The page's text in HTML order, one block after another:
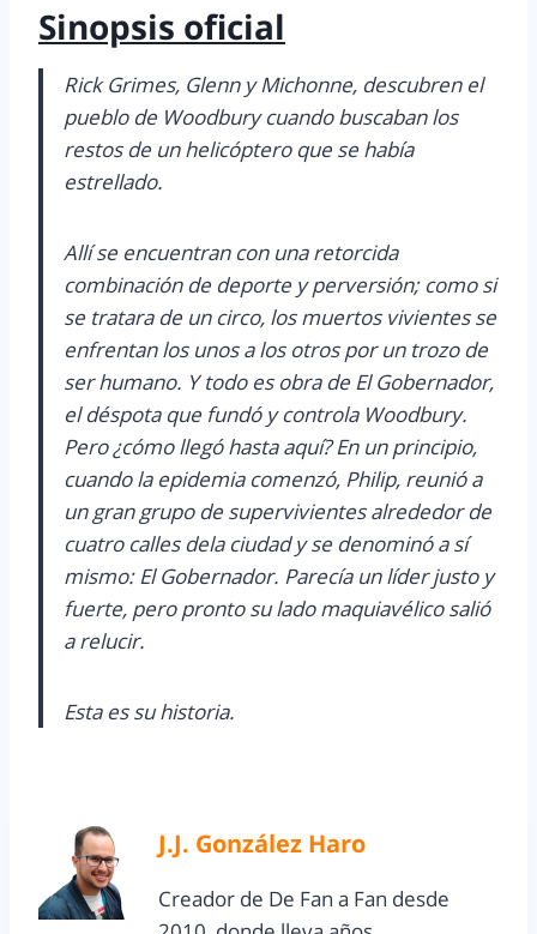
Sinopsis oficial
Rick Grimes, Glenn y Michonne, descubren el
pueblo de Woodbury cuando buscaban los
restos de un helicóptero que se había
estrellado.
Allí se encuentran con una retorcida
combinación de deporte y perversión; como si
se tratara de un circo, los muertos vivientes se
enfrentan los unos a los otros por un trozo de
ser humano. Y todo es obra de El Gobernador,
el déspota que fundó y controla Woodbury.
Pero ¿cómo llegó hasta aquí? En un principio,
cuando la epidemia comenzó, Philip, reunió a
un gran grupo de supervivientes alrededor de
cuatro calles dela ciudad y se denominó a sí
mismo: El Gobernador. Parecía un líder justo y
fuerte, pero pronto su lado maquiavélico salió
a relucir.
Esta es su historia.
J.J. González Haro
Creador de De Fan a Fan desde